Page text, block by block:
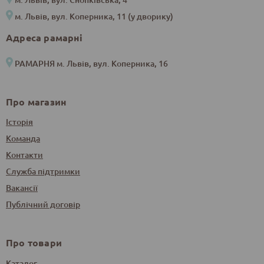
м. Львів, вул. Коперника, 11 (у дворику)
Адреса рамарні
РАМАРНЯ м. Львів, вул. Коперника, 16
Про магазин
Історія
Команда
Контакти
Служба підтримки
Вакансії
Публічний договір
Про товари